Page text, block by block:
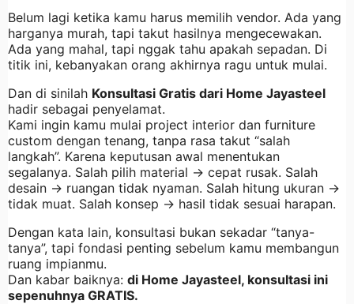
Belum lagi ketika kamu harus memilih vendor. Ada yang
harganya murah, tapi takut hasilnya mengecewakan.
Ada yang mahal, tapi nggak tahu apakah sepadan. Di
titik ini, kebanyakan orang akhirnya ragu untuk mulai.
Dan di sinilah Konsultasi Gratis dari Home Jayasteel
hadir sebagai penyelamat.
Kami ingin kamu mulai project interior dan furniture
custom dengan tenang, tanpa rasa takut “salah
langkah”. Karena keputusan awal menentukan
segalanya. Salah pilih material → cepat rusak. Salah
desain → ruangan tidak nyaman. Salah hitung ukuran →
tidak muat. Salah konsep → hasil tidak sesuai harapan.
Dengan kata lain, konsultasi bukan sekadar “tanya-
tanya”, tapi fondasi penting sebelum kamu membangun
ruang impianmu.
Dan kabar baiknya: di Home Jayasteel, konsultasi ini
sepenuhnya GRATIS.